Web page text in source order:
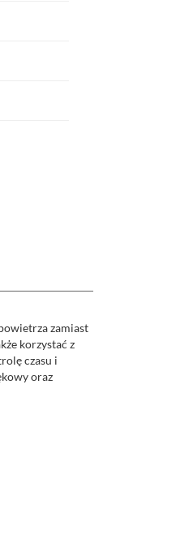
zamiast
korzystać z
czasu i
oraz